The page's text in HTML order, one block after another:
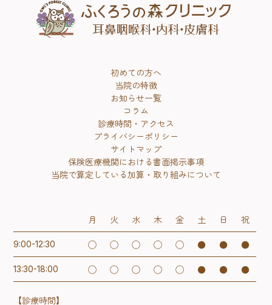
初めての方へ
当院の特徴
お知らせ一覧
コラム
診療時間・アクセス
プライバシーポリシー
サイトマップ
保険医療機関における書面掲示事項
当院で算定している加算・取り組みについて
月 火 水 木 金 土 日 祝
9:00-12:30 ◯ ◯ ◯ ◯ ◯ ● ● ●
13:30-18:00 ◯ ◯ ◯ ◯ ◯ ● ● ●
【診療時間】